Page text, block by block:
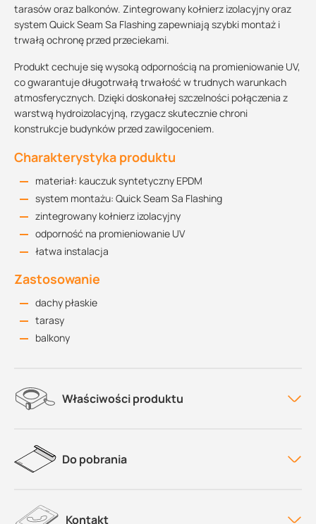
tarasów oraz balkonów. Zintegrowany kołnierz izolacyjny oraz
system Quick Seam Sa Flashing zapewniają szybki montaż i
trwałą ochronę przed przeciekami.
Produkt cechuje się wysoką odpornością na promieniowanie UV,
co gwarantuje długotrwałą trwałość w trudnych warunkach
atmosferycznych. Dzięki doskonałej szczelności połączenia z
warstwą hydroizolacyjną, rzygacz skutecznie chroni
konstrukcje budynków przed zawilgoceniem.
Charakterystyka produktu
materiał: kauczuk syntetyczny EPDM
system montażu: Quick Seam Sa Flashing
zintegrowany kołnierz izolacyjny
odporność na promieniowanie UV
łatwa instalacja
Zastosowanie
dachy płaskie
tarasy
balkony
Właściwości produktu
Do pobrania
Kontakt